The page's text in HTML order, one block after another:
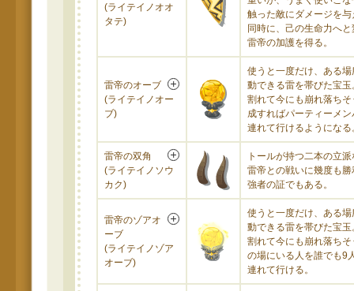
(ライテイノオオ
タテ)
触った敵にダメージを与
同時に、己の生命力へ
雷帝の加護を得る。
雷帝のオーブ
(ライテイノオー
ブ)
使うと一度だけ、ある場
動できる雷を帯びた宝玉
割れて今にも崩れ落ちそ
成すればパーティーメン
連れて行けるようになる
雷帝の双角
(ライテイノソウ
カク)
トールが持つ二本の立
雷帝との戦いに幾度も勝
強者の証でもある。
雷帝のゾアオ
ーブ
(ライテイノゾア
オーブ)
使うと一度だけ、ある場
動できる雷を帯びた宝玉
割れて今にも崩れ落ちそ
の場にいる人を誰でも9
連れて行ける。